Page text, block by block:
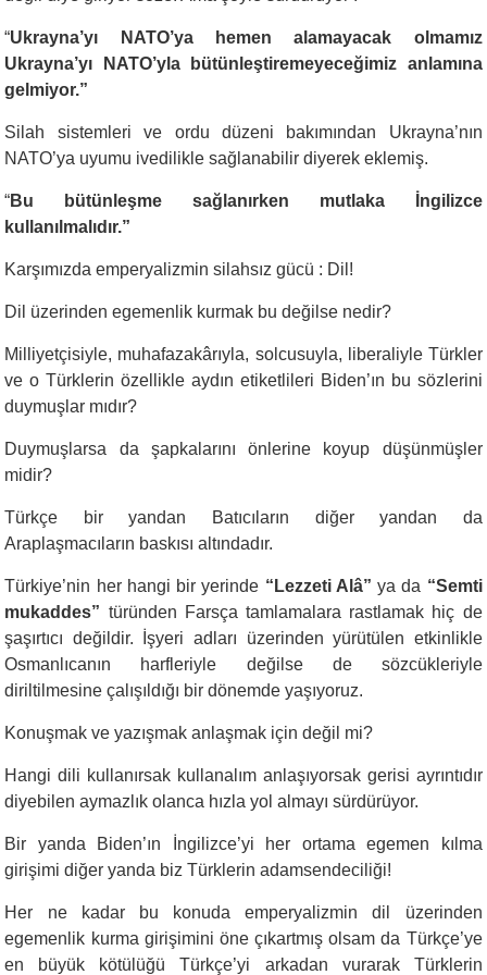
“Ukrayna’yı NATO’ya hemen alamayacak olmamız
Ukrayna’yı NATO’yla bütünleştiremeyeceğimiz anlamına
gelmiyor.”
Silah sistemleri ve ordu düzeni bakımından Ukrayna’nın
NATO’ya uyumu ivedilikle sağlanabilir diyerek eklemiş.
“Bu bütünleşme sağlanırken mutlaka İngilizce
kullanılmalıdır.”
Karşımızda emperyalizmin silahsız gücü : Dil!
Dil üzerinden egemenlik kurmak bu değilse nedir?
Milliyetçisiyle, muhafazakârıyla, solcusuyla, liberaliyle Türkler
ve o Türklerin özellikle aydın etiketlileri Biden’ın bu sözlerini
duymuşlar mıdır?
Duymuşlarsa da şapkalarını önlerine koyup düşünmüşler
midir?
Türkçe bir yandan Batıcıların diğer yandan da
Araplaşmacıların baskısı altındadır.
Türkiye’nin her hangi bir yerinde “Lezzeti Alâ”ya da “Semti
mukaddes” türünden Farsça tamlamalara rastlamak hiç de
şaşırtıcı değildir. İşyeri adları üzerinden yürütülen etkinlikle
Osmanlıcanın harfleriyle değilse de sözcükleriyle
diriltilmesine çalışıldığı bir dönemde yaşıyoruz.
Konuşmak ve yazışmak anlaşmak için değil mi?
Hangi dili kullanırsak kullanalım anlaşıyorsak gerisi ayrıntıdır
diyebilen aymazlık olanca hızla yol almayı sürdürüyor.
Bir yanda Biden’ın İngilizce’yi her ortama egemen kılma
girişimi diğer yanda biz Türklerin adamsendeciliği!
Her ne kadar bu konuda emperyalizmin dil üzerinden
egemenlik kurma girişimini öne çıkartmış olsam da Türkçe’ye
en büyük kötülüğü Türkçe’yi arkadan vurarak Türklerin